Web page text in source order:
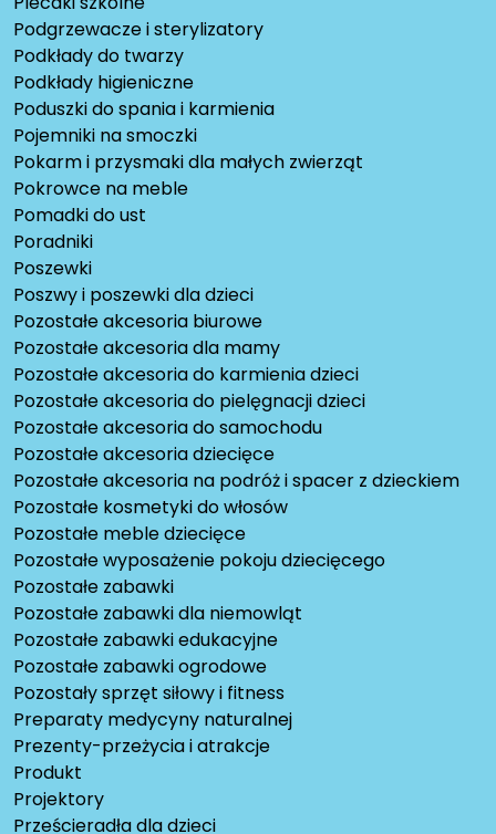
Podgrzewacze i sterylizatory
Podkłady do twarzy
Podkłady higieniczne
Poduszki do spania i karmienia
Pojemniki na smoczki
Pokarm i przysmaki dla małych zwierząt
Pokrowce na meble
Pomadki do ust
Poradniki
Poszewki
Poszwy i poszewki dla dzieci
Pozostałe akcesoria biurowe
Pozostałe akcesoria dla mamy
Pozostałe akcesoria do karmienia dzieci
Pozostałe akcesoria do pielęgnacji dzieci
Pozostałe akcesoria do samochodu
Pozostałe akcesoria dziecięce
Pozostałe akcesoria na podróż i spacer z dzieckiem
Pozostałe kosmetyki do włosów
Pozostałe meble dziecięce
Pozostałe wyposażenie pokoju dziecięcego
Pozostałe zabawki
Pozostałe zabawki dla niemowląt
Pozostałe zabawki edukacyjne
Pozostałe zabawki ogrodowe
Pozostały sprzęt siłowy i fitness
Preparaty medycyny naturalnej
Prezenty-przeżycia i atrakcje
Produkt
Projektory
Prześcieradła dla dzieci